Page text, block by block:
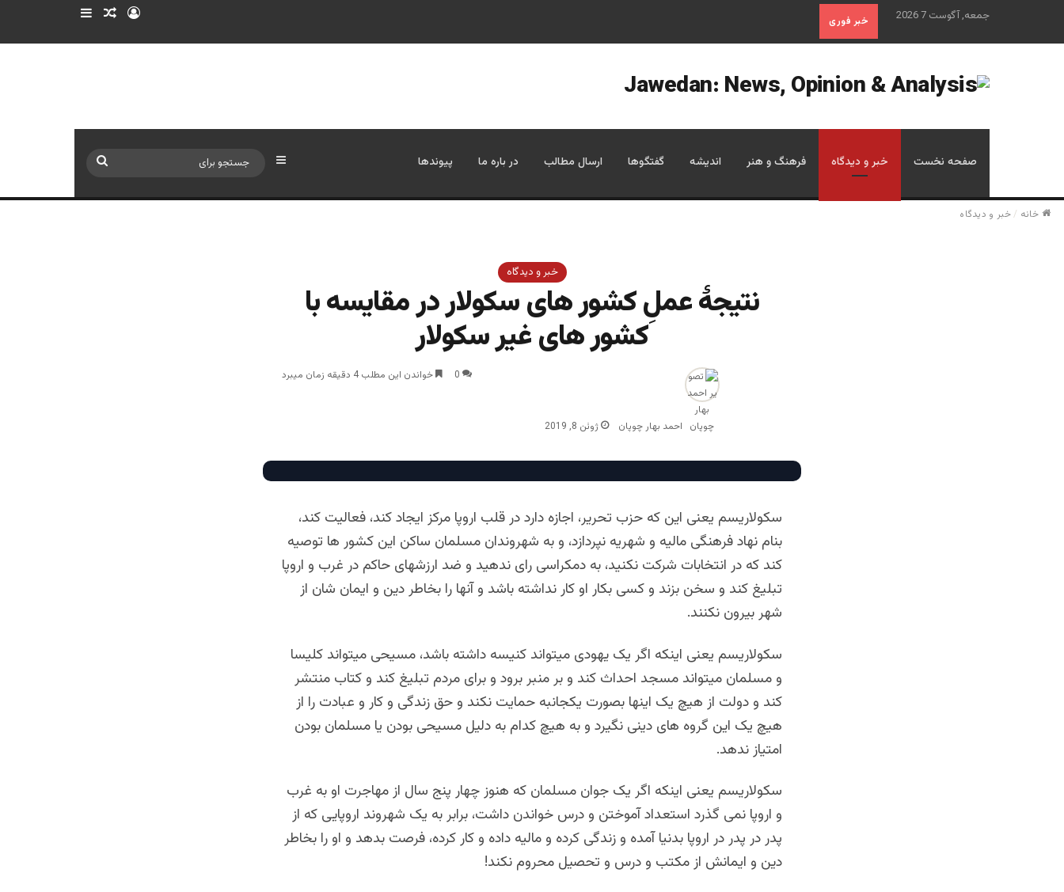
جمعه, آگوست 7 2026 خبر فوری ورود نوشته تصادفی
صفحه نخست خبر و دیدگاه فرهنگ و هنر اندیشه گفتگوها ارسال مطالب در باره ما پیوندها سایدبار
خانه /خبر و دیدگاه
خبر و دیدگاه
نتیجۀ عملِ کشور های سکولار در مقایسه با
کشور های غیر سکولار
احمد بهار چوپان ژوئن 8, 2019
0 خواندن این مطلب 4 دقیقه زمان میبرد
سکولاریسم یعنی این که حزب تحریر، اجازه دارد در قلب اروپا مرکز ایجاد کند، فعالیت کند،
بنام نهاد فرهنگی مالیه و شهریه نپردازد، و به شهروندان مسلمان ساکن این کشور ها توصیه
کند که در انتخابات شرکت نکنید، به دمکراسی رای ندهید و ضد ارزشهای حاکم در غرب و اروپا
تبلیغ کند و سخن بزند و کسی بکار او کار نداشته باشد و آنها را بخاطر دین و ایمان شان از
شهر بیرون نکنند.
سکولاریسم یعنی اینکه اگر یک یهودی میتواند کنیسه داشته باشد، مسیحی میتواند کلیسا
و مسلمان میتواند مسجد احداث کند و بر منبر برود و برای مردم تبلیغ کند و کتاب منتشر
کند و دولت از هیچ یک اینها بصورت یکجانبه حمایت نکند و حق زندگی و کار و عبادت را از
هیچ یک این گروه های دینی نگیرد و به هیچ کدام به دلیل مسیحی بودن یا مسلمان بودن
امتیاز ندهد.
سکولاریسم یعنی اینکه اگر یک جوان مسلمان که هنوز چهار پنج سال از مهاجرت او به غرب
و اروپا نمی گذرد استعداد آموختن و درس خواندن داشت، برابر به یک شهروند اروپایی که از
پدر در پدر در اروپا بدنیا آمده و زندگی کرده و مالیه داده و کار کرده، فرصت بدهد و او را بخاطر
دین و ایمانش از مکتب و درس و تحصیل محروم نکند!